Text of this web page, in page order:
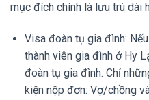
mục đích chính là lưu trú dài
Visa đoàn tụ gia đình:
thành viên gia đình ở Hy
đoàn tụ gia đình. Chỉ
kiện nộp đơn: Vợ/chồng